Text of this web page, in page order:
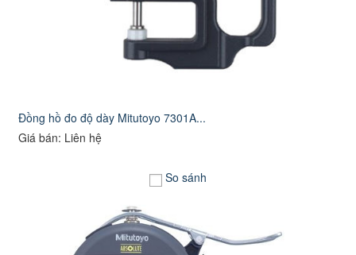
Đồng hồ đo độ dày Mitutoyo 7301A...
Giá bán: Liên hệ
So sánh